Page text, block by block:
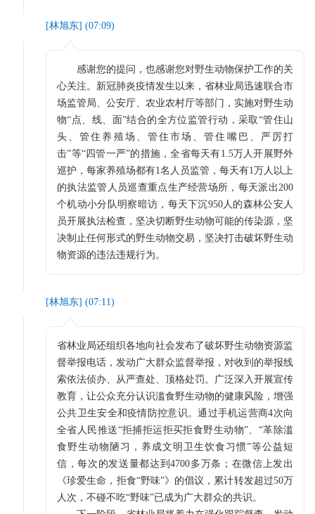
[林旭东] (07:09)
感谢您的提问，也感谢您对野生动物保护工作的关
心关注。新冠肺炎疫情发生以来，省林业局迅速联合市
场监管局、公安厅、农业农村厅等部门，实施对野生动
物“点、线、面”结合的全方位监管行动，采取“管住山
头、管住养殖场、管住市场、管住嘴巴、严厉打
击”等“四管一严”的措施，全省每天有1.5万人开展野外
巡护，每家养殖场都有1名人员监管，每天有1万人以上
的执法监管人员巡查重点生产经营场所，每天派出200
个机动小分队明察暗访，每天下沉950人的森林公安人
员开展执法检查，坚决切断野生动物可能的传染源，坚
决制止任何形式的野生动物交易，坚决打击破坏野生动
物资源的违法违规行为。
[林旭东] (07:11)
省林业局还组织各地向社会发布了破坏野生动物资源监
督举报电话，发动广大群众监督举报，对收到的举报线
索依法侦办、从严查处、顶格处罚。广泛深入开展宣传
教育，让公众充分认识滥食野生动物的健康风险，增强
公共卫生安全和疫情防控意识。通过手机运营商4次向
全省人民推送“拒捕拒运拒买拒食野生动物”、“革除滥
食野生动物陋习，养成文明卫生饮食习惯”等公益短
信，每次的发送量都达到4700多万条；在微信上发出
《珍爱生命，拒食“野味”》的倡议，累计转发超过50万
人次，不碰不吃“野味”已成为广大群众的共识。